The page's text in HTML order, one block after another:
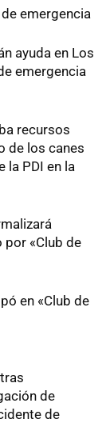
emergencia
ayuda en Los
emergencia
recursos
de los canes
la PDI en la
«Club de
en «Club de
de
de